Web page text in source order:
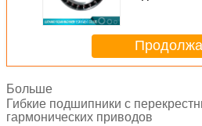
Больше
Гибкие подшипники с
гармонических приводов